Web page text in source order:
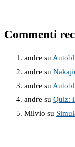
Commenti
andre su
andre su
andre su
andre su Quiz:
Milvio su